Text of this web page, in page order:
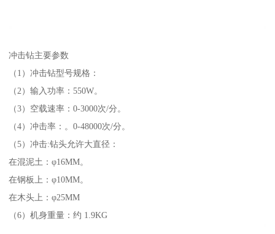
冲击钻主要参数
（1）冲击钻型号规格：
（2）输入功率：550W。
（3）空载速率：0-3000次/分。
（4）冲击率：。0-48000次/分。
（5）冲击:钻头允许大直径：
在混泥土：φ16MM。
在钢板上：φ10MM。
在木头上：φ25MM
（6）机身重量：约 1.9KG